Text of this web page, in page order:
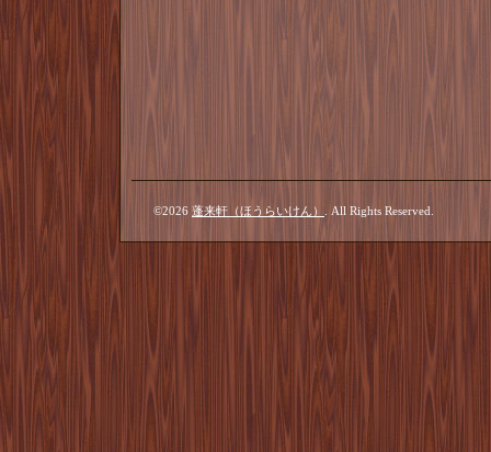
©2026 蓬来軒（ほうらいけん） . All Rights Reserved.